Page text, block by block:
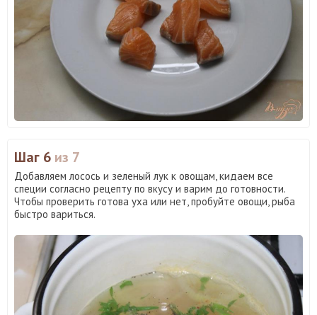
Шаг 6 из 7
Добавляем лосось и зеленый лук к овощам, кидаем все
специи согласно рецепту по вкусу и варим до готовности.
Чтобы проверить готова уха или нет, пробуйте овощи, рыба
быстро вариться.